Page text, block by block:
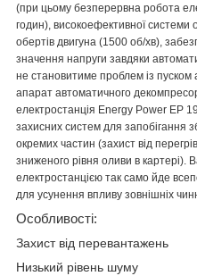
(при цьому безперервна робота
годин), високоефективної системи
обертів двигуна (1500 об/хв),
значення напруги завдяки
не становитиме проблем із пуском
апарат автоматичного
електростанція Energy Power EP
захисних систем для запобігання
окремих частин (захист від
зниженого рівня оливи в картері).
електростанцією так само йде
для усунення впливу зовнішніх
Особливості:
Захист від перевантажень
Низький рівень шуму